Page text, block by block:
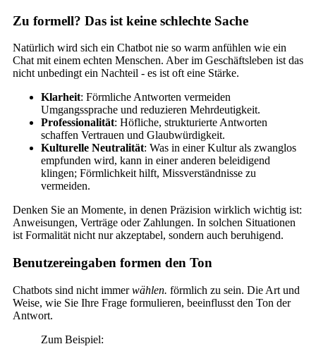
Zu formell? Das ist keine schlechte Sache
Natürlich wird sich ein Chatbot nie so warm anfühlen wie ein
Chat mit einem echten Menschen. Aber im Geschäftsleben ist das
nicht unbedingt ein Nachteil - es ist oft eine Stärke.
Klarheit: Förmliche Antworten vermeiden
Umgangssprache und reduzieren Mehrdeutigkeit.
Professionalität: Höfliche, strukturierte Antworten
schaffen Vertrauen und Glaubwürdigkeit.
Kulturelle Neutralität: Was in einer Kultur als zwanglos
empfunden wird, kann in einer anderen beleidigend
klingen; Förmlichkeit hilft, Missverständnisse zu
vermeiden.
Denken Sie an Momente, in denen Präzision wirklich wichtig ist:
Anweisungen, Verträge oder Zahlungen. In solchen Situationen
ist Formalität nicht nur akzeptabel, sondern auch beruhigend.
Benutzereingaben formen den Ton
Chatbots sind nicht immerwählen. förmlich zu sein. Die Art und
Weise, wie Sie Ihre Frage formulieren, beeinflusst den Ton der
Antwort.
Zum Beispiel: